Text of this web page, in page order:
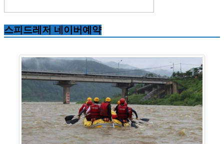
스피드레저 네이버예약